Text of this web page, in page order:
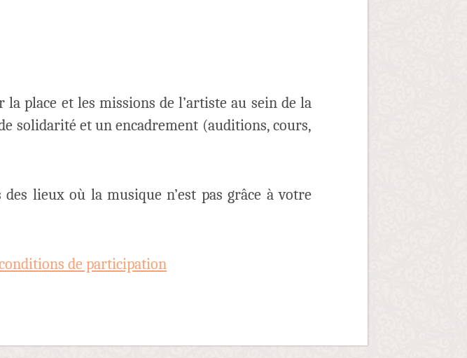
place et les missions de l’artiste au sein de la
solidarité et un encadrement (auditions, cours,
lieux où la musique n’est pas grâce à votre
de participation